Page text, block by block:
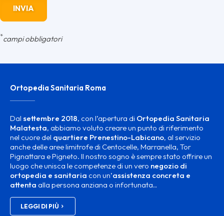
*campi obbligatori
Ortopedia Sanitaria Roma
Dal settembre 2018, con l’apertura di Ortopedia Sanitaria
Malatesta, abbiamo voluto creare un punto di riferimento
nel cuore del quartiere Prenestino-Labicano, al servizio
anche delle aree limitrofe di Centocelle, Marranella, Tor
Pignattara e Pigneto. Il nostro sogno è sempre stato offrire un
luogo che unisca le competenze di un vero negozio di
ortopedia e sanitaria con un’assistenza concreta e
attenta alla persona anziana o infortunata..
LEGGI DI PIÙ